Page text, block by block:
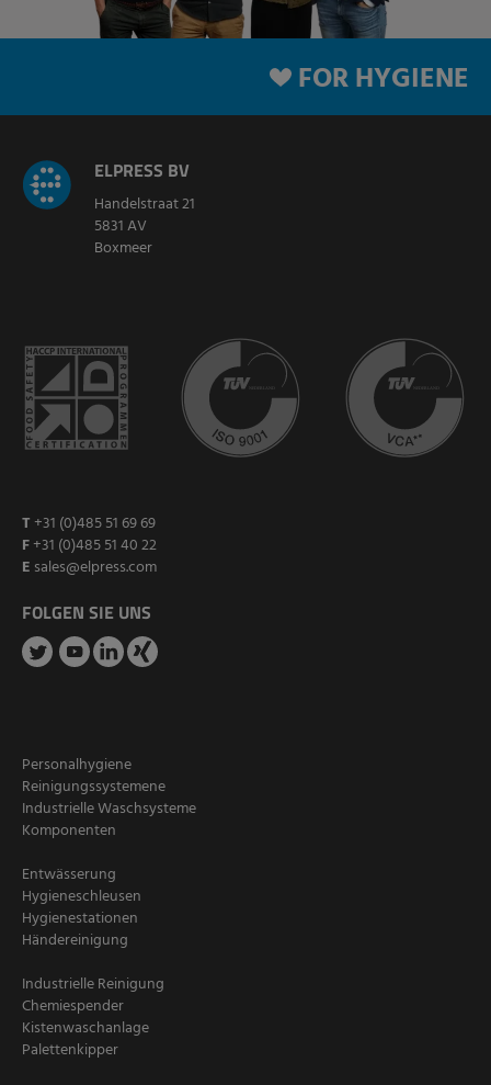
FOR HYGIENE
ELPRESS BV
Handelstraat 21
5831 AV
Boxmeer
T +31 (0)485 51 69 69
F+31 (0)485 51 40 22
E sales@elpress.com
FOLGEN SIE UNS
Personalhygiene
Reinigungssystemene
Industrielle Waschsysteme
Komponenten
Entwässerung
Hygieneschleusen
Hygienestationen
Händereinigung
Industrielle Reinigung
Chemiespender
Kistenwaschanlage
Palettenkipper